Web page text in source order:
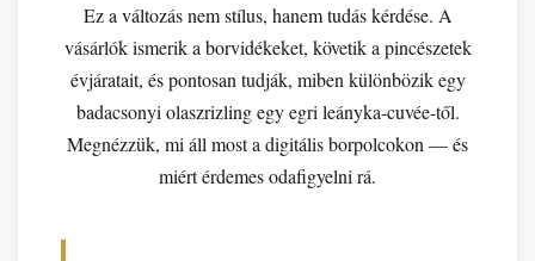
Ez a változás nem stílus, hanem tudás kérdése. A
vásárlók ismerik a borvidékeket, követik a pincészetek
évjáratait, és pontosan tudják, miben különbözik egy
badacsonyi olaszrizling egy egri leányka-cuvée-től.
Megnézzük, mi áll most a digitális borpolcokon — és
miért érdemes odafigyelni rá.